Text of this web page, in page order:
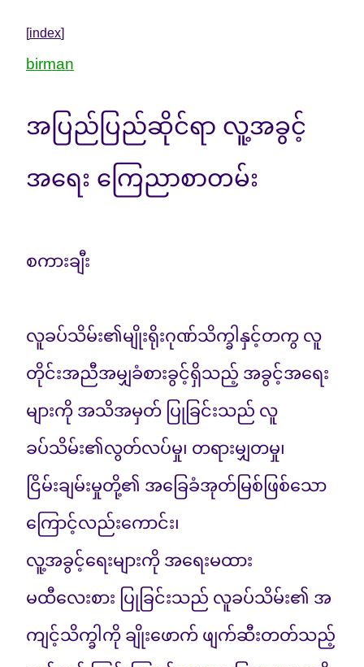
[index]
birman
အပြည်ပြည်ဆိုင်ရာ လူ့အခွင့်
အရေး ကြေညာစာတမ်း
စကားချီး
လူခပ်သိမ်း၏မျိုးရိုးဂုဏ်သိက္ခါနှင့်တကွ လူ
တိုင်းအညီအမျှခံစားခွင့်ရှိသည့် အခွင့်အရေး
များကို အသိအမှတ် ပြုခြင်းသည် လူ
ခပ်သိမ်း၏လွတ်လပ်မှု၊ တရားမျှတမှု၊
ငြိမ်းချမ်းမှုတို့၏ အခြေခံအုတ်မြစ်ဖြစ်သော
ကြောင့်လည်းကောင်း၊
လူ့အခွင့်ရေးများကို အရေးမထား
မထီလေးစား ပြုခြင်းသည် လူခပ်သိမ်း၏ အ
ကျင့်သိက္ခါကို ချိုးဖောက် ဖျက်ဆီးတတ်သည့်